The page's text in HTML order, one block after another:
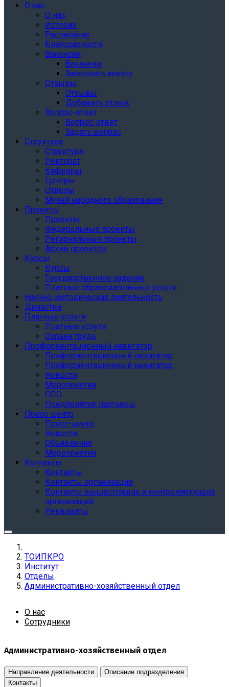
О нас
О нас
История
Расписание
Благодарности
Вакансии
Вакансии
Заполнить анкету
Отзывы
Отзывы
Добавить отзыв
Вопрос-ответ
Вопрос-ответ
Задать вопрос
Структура
Структура
Ректорат
Кафедры
Центры
Отделы
Музей народного образования
Проекты
Проекты
Федеральные проекты
Региональные проекты
Архив проектов
Курсы
Курсы
Государственное задание
Платные образовательные услуги
Научно-методическая деятельность
Династии
Платные услуги
Платные услуги
Охрана труда
Профориентационный навигатор
Профориентационный навигатор
Профориентационный навигатор
Новости
Мероприятия
СПО
Предприятия-партнёры
Пресс-центр
Пресс-центр
Новости
Объявления
Мероприятия
Контакты
Контакты
Контакты организации
Контакты вышестоящих и контролирующих
организаций
Реквизиты
ТОИПКРО
Институт
Отделы
Административно-хозяйственный отдел
О нас
Сотрудники
Административно-хозяйственный отдел
Направление деятельности
Описание подразделения
Контакты